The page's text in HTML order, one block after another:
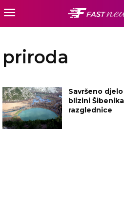
priroda
Savršeno
blizini
razglednice